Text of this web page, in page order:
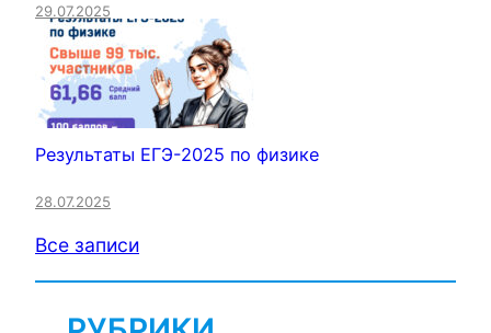
29.07.2025
Результаты ЕГЭ-2025 по физике
28.07.2025
Все записи